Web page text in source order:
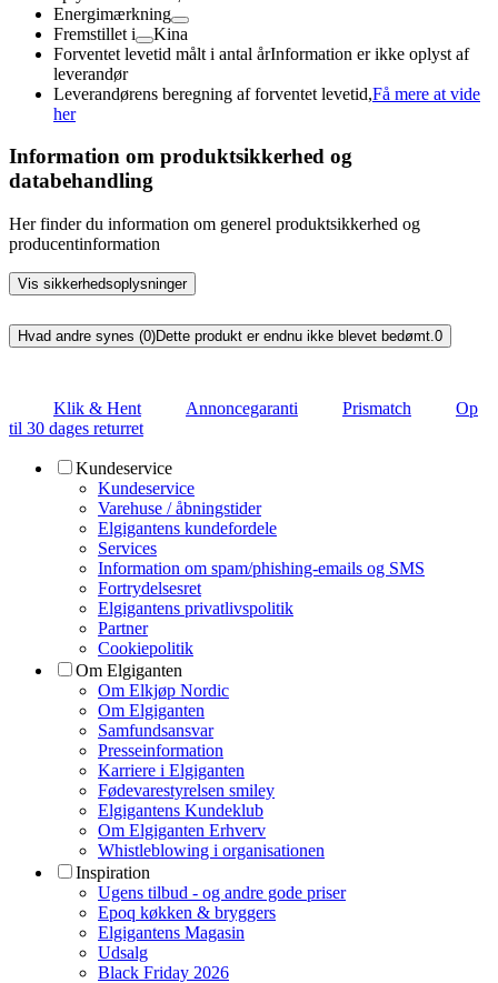
Energimærkning
Fremstillet i
Kina
Forventet levetid målt i antal årInformation er ikke oplyst af
leverandør
Leverandørens beregning af forventet levetid,Få mere at vide
her
Information om produktsikkerhed og
databehandling
Her finder du information om generel produktsikkerhed og
producentinformation
Vis sikkerhedsoplysninger
Hvad andre synes (0)Dette produkt er endnu ikke blevet bedømt.0
Klik & Hent Annoncegaranti Prismatch
Op
til 30 dages returret
Kundeservice
Kundeservice
Varehuse / åbningstider
Elgigantens kundefordele
Services
Information om spam/phishing-emails og SMS
Fortrydelsesret
Elgigantens privatlivspolitik
Partner
Cookiepolitik
Om Elgiganten
Om Elkjøp Nordic
Om Elgiganten
Samfundsansvar
Presseinformation
Karriere i Elgiganten
Fødevarestyrelsen smiley
Elgigantens Kundeklub
Om Elgiganten Erhverv
Whistleblowing i organisationen
Inspiration
Ugens tilbud - og andre gode priser
Epoq køkken & bryggers
Elgigantens Magasin
Udsalg
Black Friday 2026